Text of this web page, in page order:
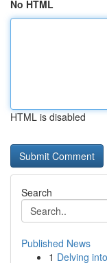
No HTML
HTML is disabled
Search
Published News
1 Delving